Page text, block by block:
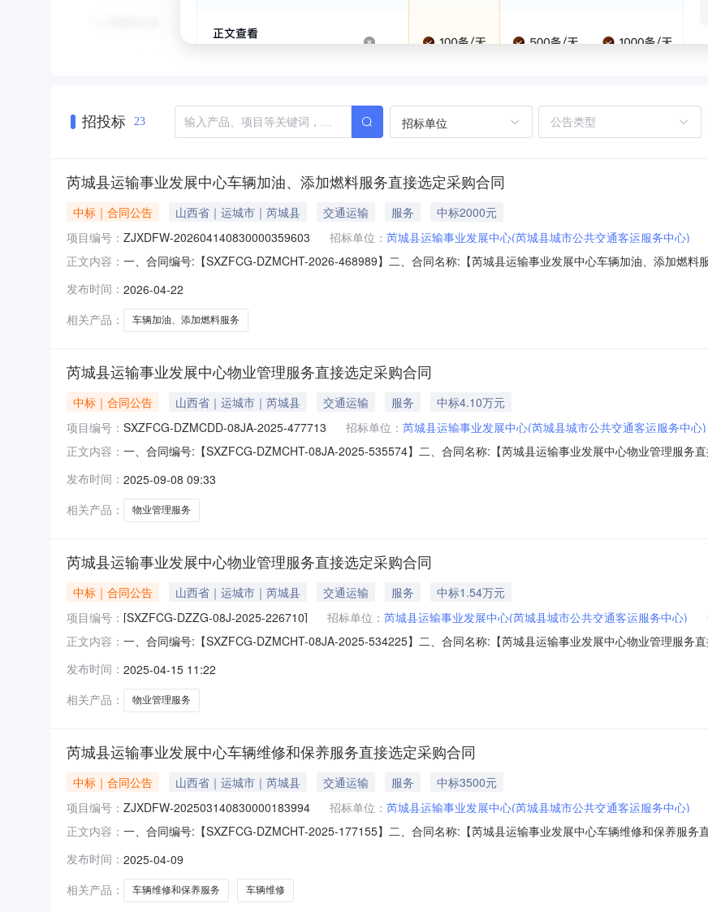
招投标 23 招标单位
芮城县运输事业发展中心车辆加油、添加燃料服务直接选定采购合同
中标｜合同公告 山西省｜运城市｜芮城县 交通运输 服务
中标2000元
项目编号： ZJXDFW-202604140830000359603 招标单位： 芮城县运输事业发展中心(芮城县城市公共交通客运服务中心)
正文内容： 一、合同编号:【SXZFCG-DZMCHT-2026-468989】二、合同名称:【芮城县运输事业发展中心车辆加油、添加燃料
省运城市芮城县学府西街42号联系人：冯锋供应商（乙方）：【芮城县通源农业机械化有限公司恒坤加油站】地址
息：主
发布时间： 2026-04-22
相关产品：
车辆加油、添加燃料服务
芮城县运输事业发展中心物业管理服务直接选定采购合同
中标｜合同公告 山西省｜运城市｜芮城县 交通运输 服务
中标4.10万元
项目编号： SXZFCG-DZMCDD-08JA-2025-477713 招标单位： 芮城县运输事业发展中心(芮城县城市公共交通客运服务中心)
正文内容： 一、合同编号:【SXZFCG-DZMCHT-08JA-2025-535574】二、合同名称:【芮城县运输事业发展中心物业管理服务
街42号联系人：冯锋供应商（乙方）：【芮城县欣盛物业管理有限公司】地址：古魏镇城南村联系人：薛颖宗六、合
发布时间： 2025-09-08 09:33
相关产品：
物业管理服务
芮城县运输事业发展中心物业管理服务直接选定采购合同
中标｜合同公告 山西省｜运城市｜芮城县 交通运输 服务
中标1.54万元
项目编号： [SXZFCG-DZZG-08J-2025-226710] 招标单位： 芮城县运输事业发展中心(芮城县城市公共交通客运服务中心)
正文内容： 一、合同编号:【SXZFCG-DZMCHT-08JA-2025-534225】二、合同名称:【芮城县运输事业发展中心物业管理服务
系人：冯锋供应商（乙方）：【芮城县欣盛物业管理有限公司】地址：古魏镇城南村联系人：薛颖宗六、合同主要信
发布时间： 2025-04-15 11:22
相关产品：
物业管理服务
芮城县运输事业发展中心车辆维修和保养服务直接选定采购合同
中标｜合同公告 山西省｜运城市｜芮城县 交通运输 服务
中标3500元
项目编号： ZJXDFW-202503140830000183994 招标单位： 芮城县运输事业发展中心(芮城县城市公共交通客运服务中心)
正文内容： 一、合同编号:【SXZFCG-DZMCHT-2025-177155】二、合同名称:【芮城县运输事业发展中心车辆维修和保养服务
城市芮城县学府西街42号联系人：冯锋供应商（乙方）：【运城市风陵渡开发区九方汇通汽修厂】地址：运城市风
1、主要标
发布时间： 2025-04-09
相关产品：
车辆维修和保养服务 车辆维修